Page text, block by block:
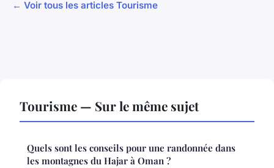
← Voir tous les articles Tourisme
Tourisme — Sur le même sujet
Quels sont les conseils pour une randonnée dans
les montagnes du Hajar à Oman ?